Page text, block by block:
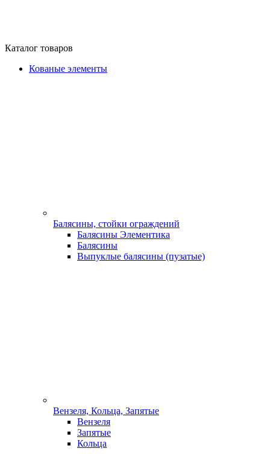
Каталог товаров
Кованые элементы
Балясины, стойки ограждений
Балясины Элементика
Балясины
Выпуклые балясины (пузатые)
Вензеля, Кольца, Запятые
Вензеля
Запятые
Кольца